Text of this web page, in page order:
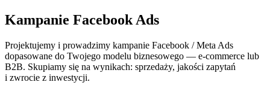
Kampanie Facebook Ads
Projektujemy i prowadzimy kampanie Facebook / Meta Ads
dopasowane do Twojego modelu biznesowego — e-commerce lub
B2B. Skupiamy się na wynikach: sprzedaży, jakości zapytań
i zwrocie z inwestycji.